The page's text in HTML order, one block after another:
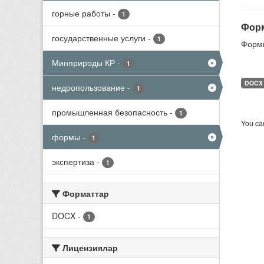
горные работы - 1
государственные услуги - 1
Минприроды КР - 1
недропользование - 1
промышленная безопасность - 1
формы - 1
экспертиза - 1
Форматтар
DOCX - 1
Лицензиялар
DOCX
You